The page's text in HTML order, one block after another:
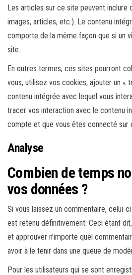
Les articles sur ce site peuvent inclure
images, articles, etc.). Le contenu
comporte de la même façon que si un
site.
En outres termes, ces sites pourront
vous, utilisez vos cookies, ajouter un «
contenu intégrée avec lequel vous
tracer vos interaction avec le contenu
compte et que vous êtes connecté sur
Analyse
Combien de temps
vos données ?
Si vous laissez un commentaire, celui-
est retenu définitivement. Ceci étant
et approuver n’importe quel
avoir à le tenir dans une queue de
Pour les utilisateurs qui se sont